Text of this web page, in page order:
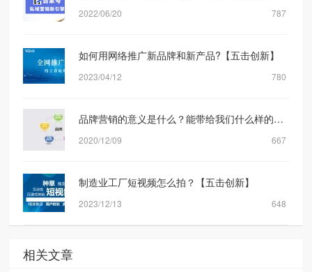
2022/06/20 787
如何用网络推广新品牌和新产品?【五击创新】
2023/04/12 780
品牌营销的意义是什么？能带给我们什么样的转化？
2020/12/09 667
制造业工厂短视频怎么拍？【五击创新】
2023/12/13 648
相关文章